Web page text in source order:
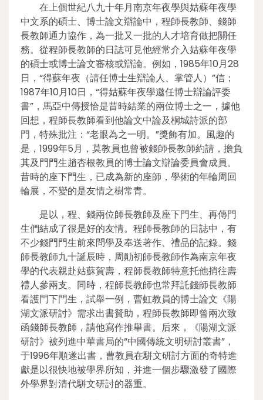
在上個世紀八九十年月南京年夜學與姑蘇年夜學
中文系的碩士、博士論文辯論中，程師長教師、錢師
長教師通力協作，為一批又一批的人才培育做把關任
務。從程師長教師的日誌可見他經常介入姑蘇年夜學
的碩士或博士論文審核或辯論。例如，1985年10月28
日，“得蘇年夜（請任博士生辯論人、掌管人）”信；
1987年10月10日，“得姑蘇年夜學邀任博士辯論評委
書”，馬亞中傳授恰是昔時結業的兩位博士之一，據他
回想，程師長教師看到他論文中論及桐城詩派的部
門，特殊批注：“老眼為之一明。”獎飾有加。風趣的
是，1999年5月，莫教員也曾被錢師長教師約請，擔負
其及門門生趙杏根教員的博士論文辯論委員會成員。
昔時的座下門生，已成為新的座師，學術的年輪周回
輪展，不變的是友情之樹常青。
是以，程、錢兩位師長教師及座下門生、再傳門
生們結成了很是好的友情。程師長教師的日誌中，有
不少錢門門生前來問學及奉送著作、禮品的記錄。錢
師長教師九十誕辰時，周勛初師長教師作為南京年夜
學的代表親赴姑蘇賀壽，程師長教師特意托他捎往壽
禮人參兩支。同時，程師長教師也常拜託錢師長教師
看護門下門生，試舉一例，曹虹教員的博士論文《陽
湖文派研討》需求出書贊助，程師長教師即曾兩次致
函錢師長教師，請他寫作推舉書。后來，《陽湖文派
研討》被列進中華書局的“中國傳統文明研討叢書”，
于1996年順遂出書，曹教員在駢文研討方面的奇特進
獻是以很快地被學界所知，并進一個步驟激發了國際
外學界對清代駢文研討的器重。